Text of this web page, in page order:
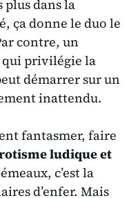
dans la
ça donne le duo le
contre, un
qui privilégie la
démarrer sur un
inattendu.
fantasmer, faire
ludique et
c’est la
d’enfer. Mais